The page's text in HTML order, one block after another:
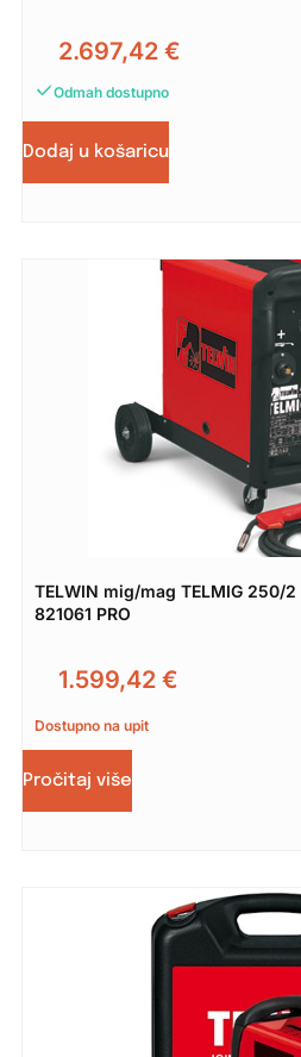
2.697,42 €
Odmah dostupno
Dodaj u košaricu
TELWIN mig/mag TELMIG 250/
821061 PRO
1.599,42 €
Dostupno na upit
Pročitaj više